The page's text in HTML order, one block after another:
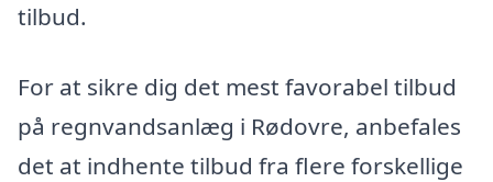
tilbud.
For at sikre dig det mest favorabel tilbud
på regnvandsanlæg i Rødovre, anbefales
det at indhente tilbud fra flere forskellige